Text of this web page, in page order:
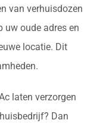
van verhuisdozen
uw oude adres en
locatie. Dit
laten verzorgen
Dan